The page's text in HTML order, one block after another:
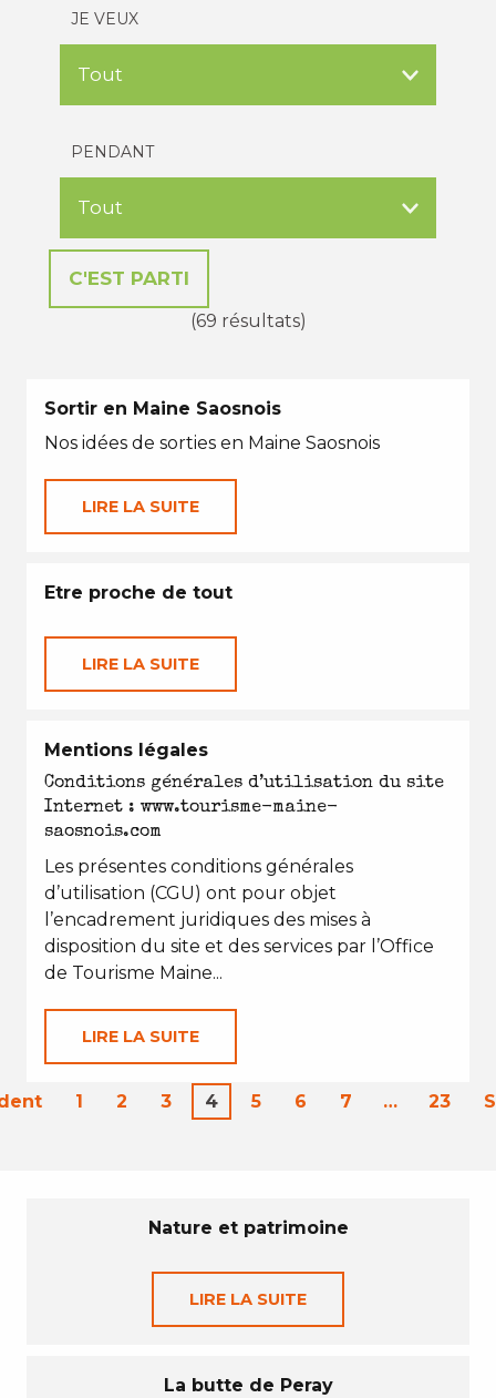
JE VEUX
PENDANT
(69 résultats)
Sortir en Maine Saosnois
Nos idées de sorties en Maine Saosnois
LIRE LA SUITE
Etre proche de tout
LIRE LA SUITE
Mentions légales
Conditions générales d’utilisation du site
Internet : www.tourisme-maine-
saosnois.com
Les présentes conditions générales
d’utilisation (CGU) ont pour objet
l’encadrement juridiques des mises à
disposition du site et des services par l’Office
de Tourisme Maine...
LIRE LA SUITE
1 2 3 4 5 6 7 … 23
Nature et patrimoine
LIRE LA SUITE
La butte de Peray